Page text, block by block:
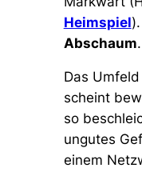
Heimspiel
Abschaum.
Das
scheint
so
ungutes
einem